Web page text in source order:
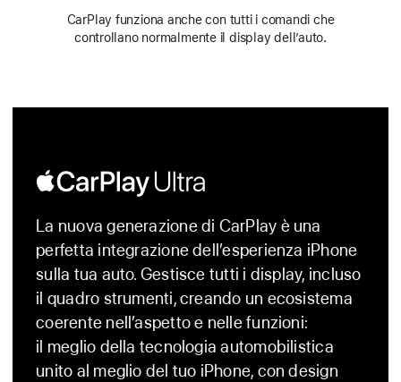
CarPlay funziona anche con tutti i comandi che
controllano normalmente il display dell’auto.
Apple
CarPlay
Ultra
La nuova generazione di CarPlay è una
perfetta integrazione dell’esperienza iPhone
sulla tua auto. Gestisce tutti i display, incluso
il quadro strumenti, creando un ecosistema
coerente nell’aspetto e nelle funzioni:
il meglio della tecnologia automobilistica
unito al meglio del tuo iPhone, con design